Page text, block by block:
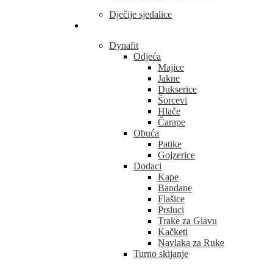
Dječije sjedalice
Dynafit
Odjeća
Majice
Jakne
Dukserice
Šorcevi
Hlače
Čarape
Obuća
Patike
Gojzerice
Dodaci
Kape
Bandane
Flašice
Prsluci
Trake za Glavu
Kačketi
Navlaka za Ruke
Turno skijanje